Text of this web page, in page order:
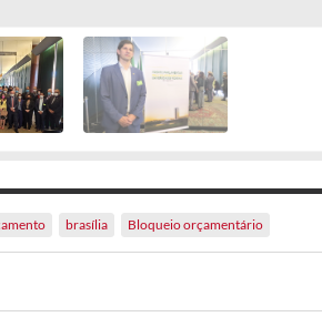
brasília Bloqueio orçamentário